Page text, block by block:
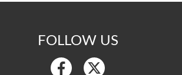
FOLLOW US